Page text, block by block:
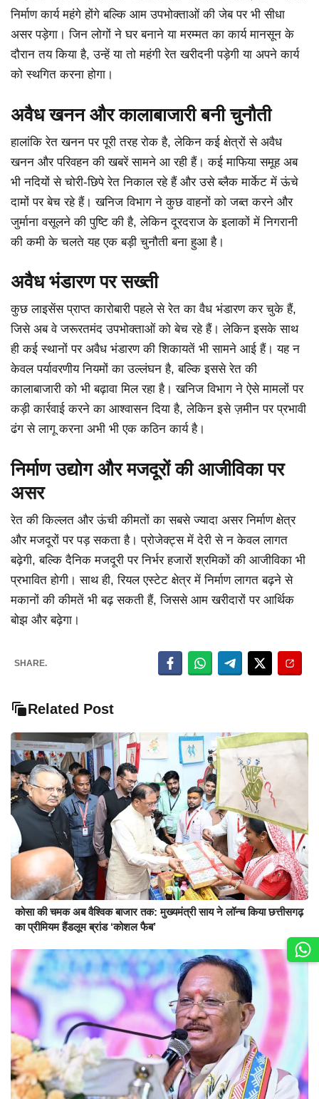
निर्माण कार्य महंगे होंगे बल्कि आम उपभोक्ताओं की जेब पर भी सीधा
असर पड़ेगा। जिन लोगों ने घर बनाने या मरम्मत का कार्य मानसून के
दौरान तय किया है, उन्हें या तो महंगी रेत खरीदनी पड़ेगी या अपने कार्य
को स्थगित करना होगा।
अवैध खनन और कालाबाजारी बनी चुनौती
हालांकि रेत खनन पर पूरी तरह रोक है, लेकिन कई क्षेत्रों से अवैध
खनन और परिवहन की खबरें सामने आ रही हैं। कई माफिया समूह अब
भी नदियों से चोरी-छिपे रेत निकाल रहे हैं और उसे ब्लैक मार्केट में ऊंचे
दामों पर बेच रहे हैं। खनिज विभाग ने कुछ वाहनों को जब्त करने और
जुर्माना वसूलने की पुष्टि की है, लेकिन दूरदराज के इलाकों में निगरानी
की कमी के चलते यह एक बड़ी चुनौती बना हुआ है।
अवैध भंडारण पर सख्ती
कुछ लाइसेंस प्राप्त कारोबारी पहले से रेत का वैध भंडारण कर चुके हैं,
जिसे अब वे जरूरतमंद उपभोक्ताओं को बेच रहे हैं। लेकिन इसके साथ
ही कई स्थानों पर अवैध भंडारण की शिकायतें भी सामने आई हैं। यह न
केवल पर्यावरणीय नियमों का उल्लंघन है, बल्कि इससे रेत की
कालाबाजारी को भी बढ़ावा मिल रहा है। खनिज विभाग ने ऐसे मामलों पर
कड़ी कार्रवाई करने का आश्वासन दिया है, लेकिन इसे ज़मीन पर प्रभावी
ढंग से लागू करना अभी भी एक कठिन कार्य है।
निर्माण उद्योग और मजदूरों की आजीविका पर
असर
रेत की किल्लत और ऊंची कीमतों का सबसे ज्यादा असर निर्माण क्षेत्र
और मजदूरों पर पड़ सकता है। प्रोजेक्ट्स में देरी से न केवल लागत
बढ़ेगी, बल्कि दैनिक मजदूरी पर निर्भर हजारों श्रमिकों की आजीविका भी
प्रभावित होगी। साथ ही, रियल एस्टेट क्षेत्र में निर्माण लागत बढ़ने से
मकानों की कीमतें भी बढ़ सकती हैं, जिससे आम खरीदारों पर आर्थिक
बोझ और बढ़ेगा।
SHARE.
Related Post
कोसा की चमक अब वैश्विक बाजार तक: मुख्यमंत्री साय ने लॉन्च किया छत्तीसगढ़
का प्रीमियम हैंडलूम ब्रांड ‘कोशल फैब’